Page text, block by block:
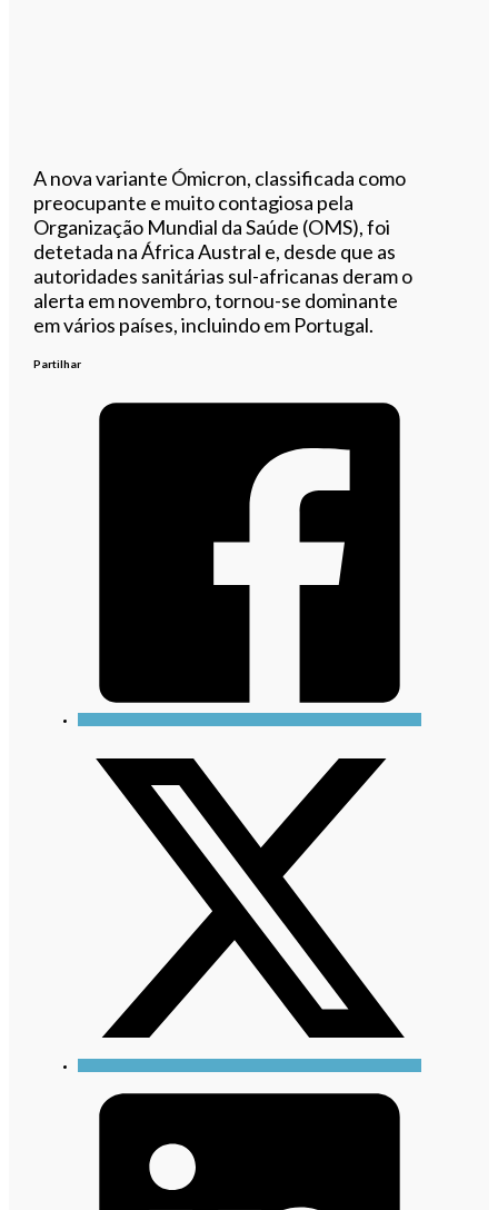
A nova variante Ómicron, classificada como
preocupante e muito contagiosa pela
Organização Mundial da Saúde (OMS), foi
detetada na África Austral e, desde que as
autoridades sanitárias sul-africanas deram o
alerta em novembro, tornou-se dominante
em vários países, incluindo em Portugal.
Partilhar